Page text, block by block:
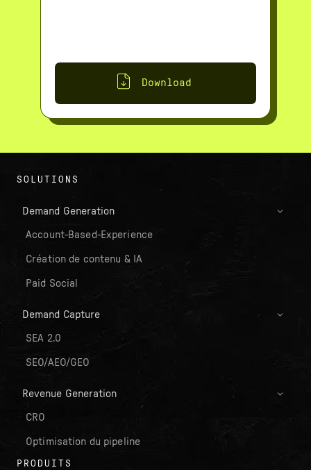
Download
SOLUTIONS
Demand Generation
Account-Based-Experience
Création de contenu & IA
Paid Social
Demand Capture
SEA 2.0
SEO/AEO/GEO
Revenue Generation
CRO
Optimisation du pipeline
PRODUITS